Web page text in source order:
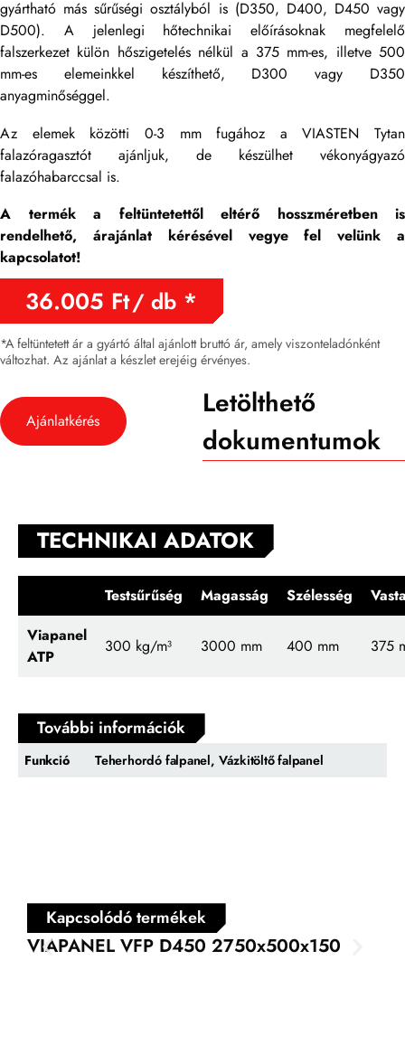
gyártható más sűrűségi osztályból is (D350, D400, D450 vagy
D500). A jelenlegi hőtechnikai előírásoknak megfelelő
falszerkezet külön hőszigetelés nélkül a 375 mm-es, illetve 500
mm-es elemeinkkel készíthető, D300 vagy D350
anyagminőséggel.
Az elemek közötti 0-3 mm fugához a VIASTEN Tytan
falazóragasztót ajánljuk, de készülhet vékonyágyazó
falazóhabarccsal is.
A termék a feltüntetettől eltérő hosszméretben is
rendelhető, árajánlat kérésével vegye fel velünk a
kapcsolatot!
36.005 Ft/ db
*A feltüntetett ár a gyártó által ajánlott bruttó ár, amely viszonteladónként
változhat. Az ajánlat a készlet erejéig érvényes.
Ajánlatkérés
Letölthető
dokumentumok
TECHNIKAI ADATOK
Testsűrűség Magasság Szélesség
Viapanel
ATP
300 kg/m³ 3000 mm 400 mm 375
További információk
Funkció Teherhordó falpanel, Vázkitöltő falpanel
Kapcsolódó termékek
VIAPANEL VFP D450 2750x500x150